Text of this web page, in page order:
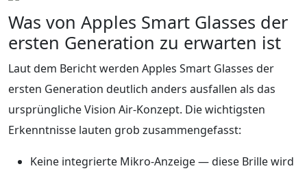
Was von Apples Smart Glasses der
ersten Generation zu erwarten ist
Laut dem Bericht werden Apples Smart Glasses der
ersten Generation deutlich anders ausfallen als das
ursprüngliche Vision Air-Konzept. Die wichtigsten
Erkenntnisse lauten grob zusammengefasst:
Keine integrierte Mikro-Anzeige — diese Brille wird